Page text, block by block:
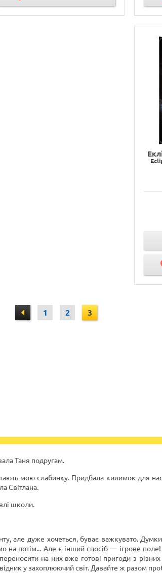
1 2 3
Таня подругам.
мою слабинку. Придбала килимок для
Світлана.
школи.
але дуже хочеться, буває важкувато. Думки
на потім... Але є інший спосіб — ігрове
на них вже готові пригоди з
у захоплюючий світ. Давайте ж разом